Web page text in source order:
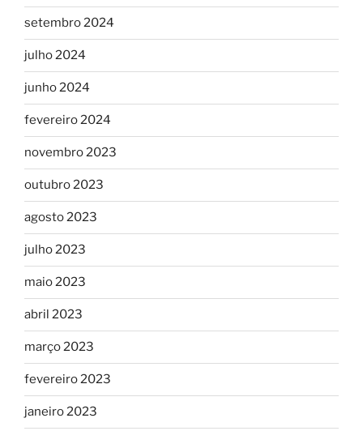
setembro 2024
julho 2024
junho 2024
fevereiro 2024
novembro 2023
outubro 2023
agosto 2023
julho 2023
maio 2023
abril 2023
março 2023
fevereiro 2023
janeiro 2023